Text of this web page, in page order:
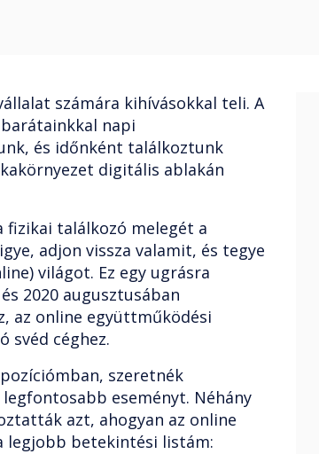
számára kihívásokkal teli. A
napi
és időnként találkoztunk
digitális ablakán
találkozó melegét a
adjon vissza valamit, és tegye
világot. Ez egy ugrásra
2020 augusztusában
az online együttműködési
svéd céghez.
szeretnék
eseményt. Néhány
azt, ahogyan az online
legjobb betekintési listám: